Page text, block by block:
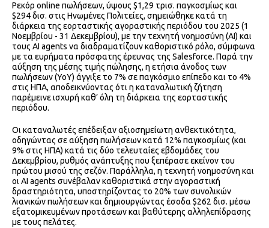
Ρεκόρ online πωλήσεων, ύψους $1,29 τρισ. παγκοσμίως και
$294 δισ. στις Ηνωμένες Πολιτείες, σημειώθηκε κατά τη
διάρκεια της εορταστικής αγοραστικής περιόδου του 2025 (1
Νοεμβρίου - 31 Δεκεμβρίου), με την τεχνητή νοημοσύνη (AI) και
τους AI agents να διαδραματίζουν καθοριστικό ρόλο, σύμφωνα
με τα ευρήματα πρόσφατης έρευνας της Salesforce. Παρά την
αύξηση της μέσης τιμής πώλησης, η ετήσια άνοδος των
πωλήσεων (YoY) άγγιξε το 7% σε παγκόσμιο επίπεδο και το 4%
στις ΗΠΑ, αποδεικνύοντας ότι η καταναλωτική ζήτηση
παρέμεινε ισχυρή καθ’ όλη τη διάρκεια της εορταστικής
περιόδου.
Οι καταναλωτές επέδειξαν αξιοσημείωτη ανθεκτικότητα,
οδηγώντας σε αύξηση πωλήσεων κατά 12% παγκοσμίως (και
9% στις ΗΠΑ) κατά τις δύο τελευταίες εβδομάδες του
Δεκεμβρίου, ρυθμός ανάπτυξης που ξεπέρασε εκείνον του
πρώτου μισού της σεζόν. Παράλληλα, η τεχνητή νοημοσύνη και
οι AI agents συνέβαλαν καθοριστικά στην αγοραστική
δραστηριότητα, υποστηρίζοντας το 20% των συνολικών
λιανικών πωλήσεων και δημιουργώντας έσοδα $262 δισ. μέσω
εξατομικευμένων προτάσεων και βαθύτερης αλληλεπίδρασης
με τους πελάτες.